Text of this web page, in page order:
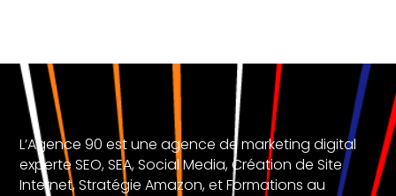
L’Agence 90 est une agence de marketing digital
experte SEO, SEA, Social Media, Création de Site
Internet, Stratégie Amazon, et Formations au